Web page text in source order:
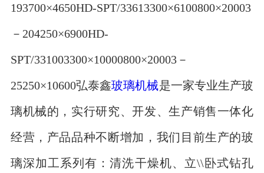
193700×4650HD-SPT/33613300×6100800×20003
－204250×6900HD-
SPT/331003300×10000800×20003－
25250×10600弘泰鑫玻璃机械是一家专业生产玻
璃机械的，实行研究、开发、生产销售一体化
经营，产品品种不断增加，我们目前生产的玻
璃深加工系列有：清洗干燥机、立\\卧式钻孔